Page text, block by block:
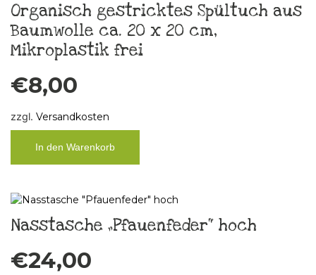
Organisch gestricktes Spültuch aus
Baumwolle ca. 20 x 20 cm,
Mikroplastik frei
€8,00
zzgl. Versandkosten
In den Warenkorb
Nasstasche „Pfauenfeder“ hoch
€24,00